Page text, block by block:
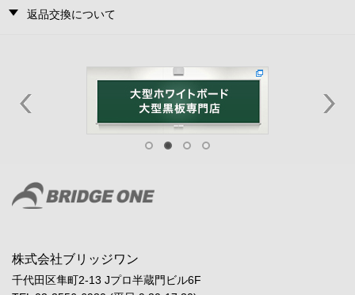
返品交換について
株式会社ブリッジワン
千代田区隼町2-13 Jプロ半蔵門ビル6F